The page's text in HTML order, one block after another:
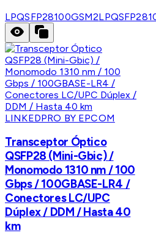
LPQSFP28100GSM2
LINKEDPRO BY EPCOM
Transceptor Óptico
QSFP28 (Mini-Gbic) /
Monomodo 1310 nm / 100
Gbps / 100GBASE-LR4 /
Conectores LC/UPC
Dúplex / DDM / Hasta 40
km